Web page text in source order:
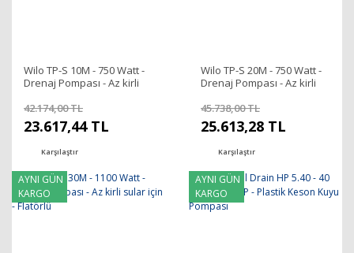
Wilo TP-S 10M - 750 Watt -
Drenaj Pompası - Az kirli
42.174,00 TL
23.617,44 TL
Karşılaştır
Wilo TP-S 20M - 750 Watt -
Drenaj Pompası - Az kirli
45.738,00 TL
25.613,28 TL
Karşılaştır
AYNI GÜN
KARGO
AYNI GÜN
KARGO